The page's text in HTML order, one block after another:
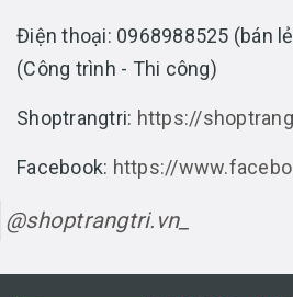
Điện thoại: 0968988525 (bán
(Công trình - Thi công)
Shoptrangtri: https://
Facebook: https://
@shoptrangtri.vn_